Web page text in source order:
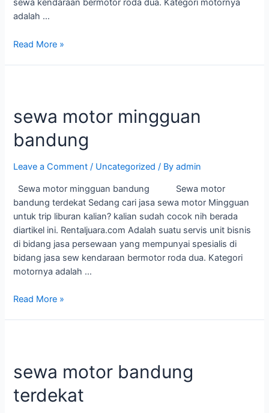
sewa kendaraan bermotor roda dua. Kategori motornya
adalah …
Read More »
sewa motor mingguan
bandung
Leave a Comment / Uncategorized / Byadmin
Sewa motor mingguan bandung Sewa motor
bandung terdekat Sedang cari jasa sewa motor Mingguan
untuk trip liburan kalian? kalian sudah cocok nih berada
diartikel ini. Rentaljuara.com Adalah suatu servis unit bisnis
di bidang jasa persewaan yang mempunyai spesialis di
bidang jasa sew kendaraan bermotor roda dua. Kategori
motornya adalah …
Read More »
sewa motor bandung
terdekat